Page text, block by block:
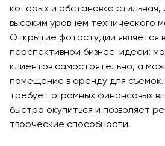
которых и обстановка
высоким уровнем технического
Открытие фотостудии является
перспективной бизнес-идеей:
клиентов самостоятельно, а
помещение в аренду для
требует огромных финансовых
быстро окупиться и позволяет
творческие способности.